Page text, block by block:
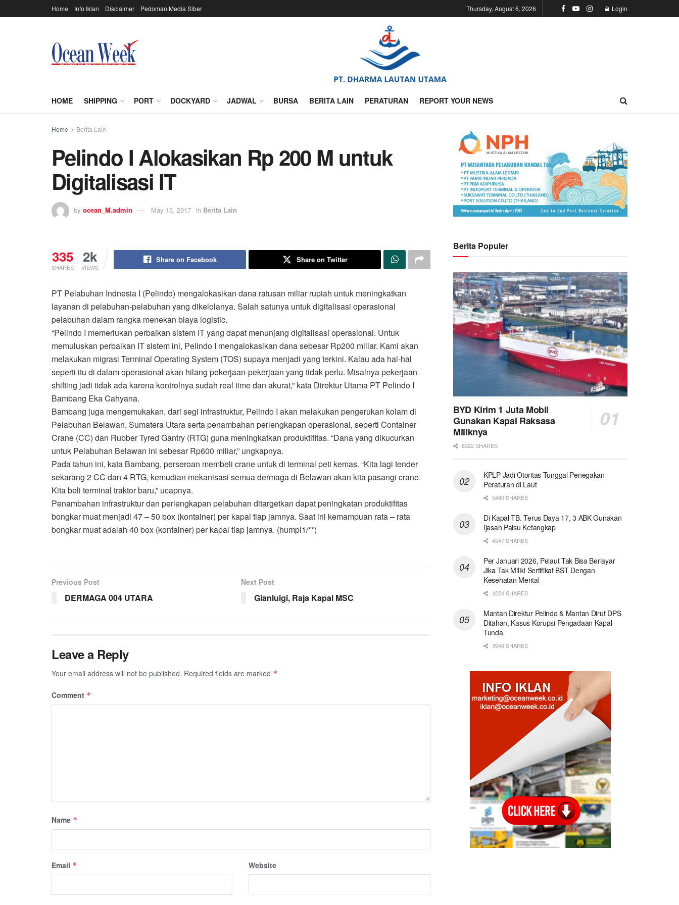
Home Info Iklan Disclaimer Pedoman Media Siber Thursday, August 6, 2026 Login
HOME SHIPPING PORT DOCKYARD JADWAL BURSA BERITA LAIN PERATURAN REPORT YOUR NEWS
Home Berita Lain
Pelindo I Alokasikan Rp 200 M untuk
Digitalisasi IT
by ocean_M.admin May 13, 2017 in Berita Lain
335
SHARES
2k
VIEWS
Share on Facebook Share on Twitter
PT Pelabuhan Indnesia I (Pelindo) mengalokasikan dana ratusan miliar rupiah untuk meningkatkan
layanan di pelabuhan-pelabuhan yang dikelolanya. Salah satunya untuk digitalisasi operasional
pelabuhan dalam rangka menekan biaya logistic.
“Pelindo I memerlukan perbaikan sistem IT yang dapat menunjang digitalisasi operasional. Untuk
memuluskan perbaikan IT sistem ini, Pelindo I mengalokasikan dana sebesar Rp200 miliar. Kami akan
melakukan migrasi Terminal Operating System (TOS) supaya menjadi yang terkini. Kalau ada hal-hal
seperti itu di dalam operasional akan hilang pekerjaan-pekerjaan yang tidak perlu. Misalnya pekerjaan
shifting jadi tidak ada karena kontrolnya sudah real time dan akurat,” kata Direktur Utama PT Pelindo I
Bambang Eka Cahyana.
Bambang juga mengemukakan, dari segi infrastruktur, Pelindo I akan melakukan pengerukan kolam di
Pelabuhan Belawan, Sumatera Utara serta penambahan perlengkapan operasional, seperti Container
Crane (CC) dan Rubber Tyred Gantry (RTG) guna meningkatkan produktifitas. “Dana yang dikucurkan
untuk Pelabuhan Belawan ini sebesar Rp600 miliar,” ungkapnya.
Pada tahun ini, kata Bambang, perseroan membeli crane untuk di terminal peti kemas. “Kita lagi tender
sekarang 2 CC dan 4 RTG, kemudian mekanisasi semua dermaga di Belawan akan kita pasangi crane.
Kita beli terminal traktor baru,” ucapnya.
Penambahan infrastruktur dan perlengkapan pelabuhan ditargetkan dapat peningkatan produktifitas
bongkar muat menjadi 47 – 50 box (kontainer) per kapal tiap jamnya. Saat ini kemampuan rata – rata
bongkar muat adalah 40 box (kontainer) per kapal tiap jamnya. (humpl1/**)
Previous Post
DERMAGA 004 UTARA
Next Post
Gianluigi, Raja Kapal MSC
Leave a Reply
Your email address will not be published. Required fields are marked *
Comment *
Name *
Email * Website
Berita Populer
BYD Kirim 1 Juta Mobil
Gunakan Kapal Raksasa
Miliknya
6322 SHARES
KPLP Jadi Otoritas Tunggal Penegakan
Peraturan di Laut
5480 SHARES
Di Kapal TB. Terus Daya 17, 3 ABK Gunakan
Ijasah Palsu Ketangkap
4547 SHARES
Per Januari 2026, Pelaut Tak Bisa Berlayar
Jika Tak Miliki Sertifikat BST Dengan
Kesehatan Mental
4254 SHARES
Mantan Direktur Pelindo & Mantan Dirut DPS
Ditahan, Kasus Korupsi Pengadaan Kapal
Tunda
3949 SHARES